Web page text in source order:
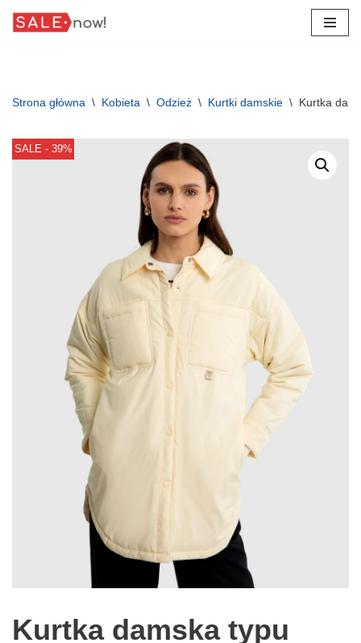
Strona główna \ Kobieta \ Odzież \ Kurtki damskie \ Kurtka
SALE - 39%
Kurtka damska typu